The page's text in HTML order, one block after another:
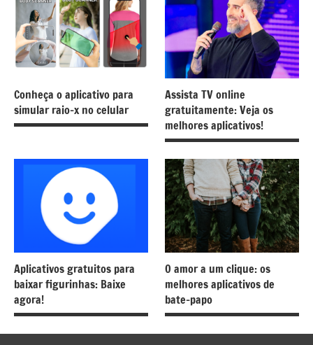
Conheça o aplicativo para
simular raio-x no celular
Assista TV online
gratuitamente: Veja os
melhores aplicativos!
Aplicativos gratuitos para
baixar figurinhas: Baixe
agora!
O amor a um clique: os
melhores aplicativos de
bate-papo